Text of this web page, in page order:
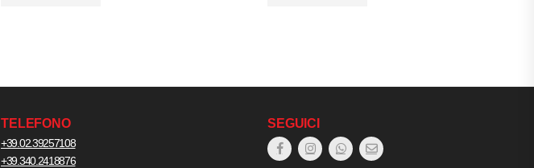
TELEFONO
+39.02.39257108
+39.340.2418876
SEGUICI